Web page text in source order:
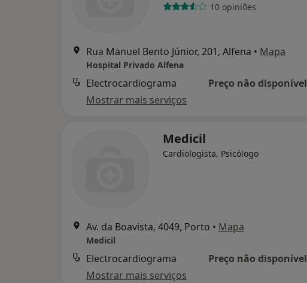
10 opiniões
Rua Manuel Bento Júnior, 201, Alfena • Mapa
Hospital Privado Alfena
Electrocardiograma
Preço não disponível
Mostrar mais serviços
Medicil
Cardiologista, Psicólogo
Av. da Boavista, 4049, Porto • Mapa
Medicil
Electrocardiograma
Preço não disponível
Mostrar mais serviços